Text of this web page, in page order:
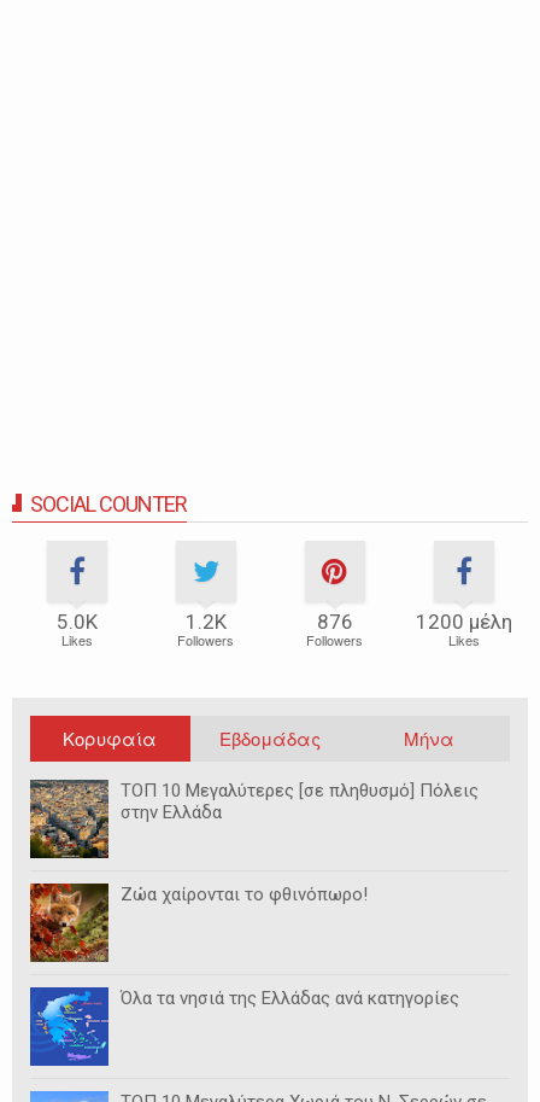
SOCIAL COUNTER
5.0Κ
Likes
1.2Κ
Followers
876
Followers
1200 μέλη
Likes
Κορυφαία Εβδομάδας Μήνα
ΤΟΠ 10 Μεγαλύτερες [σε πληθυσμό] Πόλεις
στην Ελλάδα
Ζώα χαίρονται το φθινόπωρο!
Όλα τα νησιά της Ελλάδας ανά κατηγορίες